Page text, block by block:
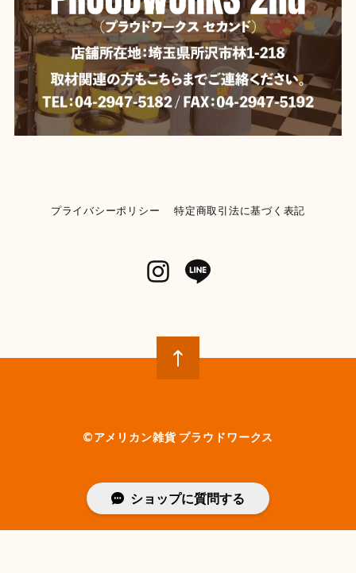
プライバシーポリシー 特定商取引法に基づく表記
©︎アメリカン雑貨 プラウドワークス
ショップに質問する